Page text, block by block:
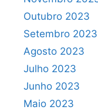
Outubro 2023
Setembro 2023
Agosto 2023
Julho 2023
Junho 2023
Maio 2023